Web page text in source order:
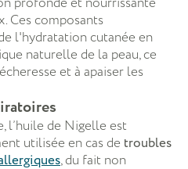
Ces composants
l'hydratation cutanée en
naturelle de la peau, ce
et à apaiser les
l’huile de Nigelle est
utilisée en cas de troubles
, du fait non